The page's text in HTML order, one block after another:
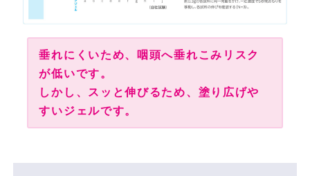
垂れにくいため、咽頭へ垂れこみリスク
が低いです。
しかし、スッと伸びるため、塗り広げや
すいジェルです。